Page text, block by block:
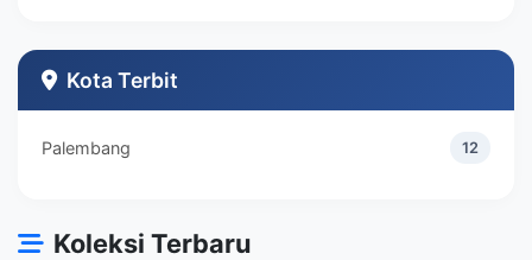
Teknik Industri
Kota Terbit
Palembang 12
Koleksi Terbaru